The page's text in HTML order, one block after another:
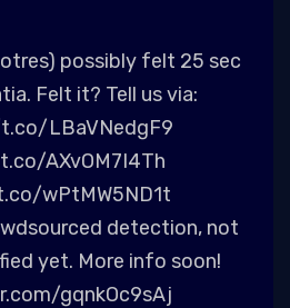
) possibly felt 25 sec
. Felt it? Tell us via:
LBaVNedgF9
AXvOM7I4Th
wPtMW5ND1t
detection, not
yet. More info soon!
gqnkOc9sAj